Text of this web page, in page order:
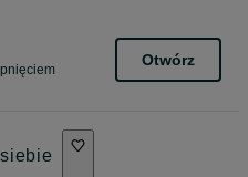
Otwórz